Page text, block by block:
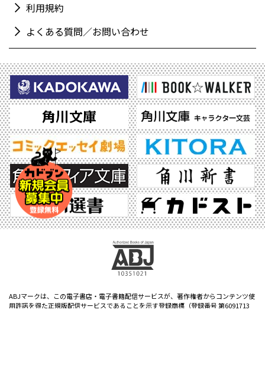
利用規約
よくある質問／お問い合わせ
ABJマークは、この電子書店・電子書籍配信サービスが、著作権者からコンテンツ使
用許諾を得た正規版配信サービスであることを示す登録商標（登録番号 第6091713